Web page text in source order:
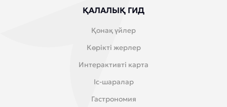
ҚАЛАЛЫҚ ГИД
Қонақ үйлер
Көрікті жерлер
Интерактивті карта
Іс-шаралар
Гастрономия